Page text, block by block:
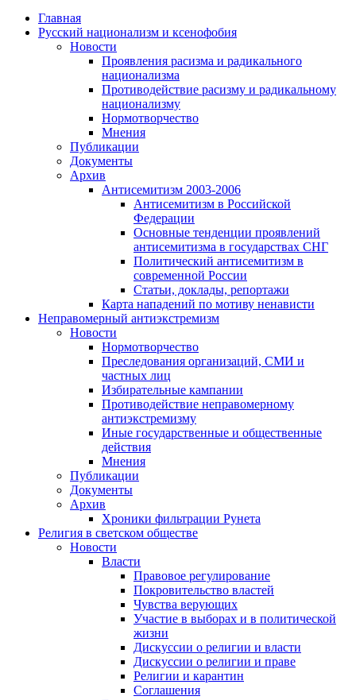
Главная
Русский национализм и ксенофобия
Новости
Проявления расизма и радикального
национализма
Противодействие расизму и радикальному
национализму
Нормотворчество
Мнения
Публикации
Документы
Архив
Антисемитизм 2003-2006
Антисемитизм в Российской
Федерации
Основные тенденции проявлений
антисемитизма в государствах СНГ
Политический антисемитизм в
современной России
Статьи, доклады, репортажи
Карта нападений по мотиву ненависти
Неправомерный антиэкстремизм
Новости
Нормотворчество
Преследования организаций, СМИ и
частных лиц
Избирательные кампании
Противодействие неправомерному
антиэкстремизму
Иные государственные и общественные
действия
Мнения
Публикации
Документы
Архив
Хроники фильтрации Рунета
Религия в светском обществе
Новости
Власти
Правовое регулирование
Покровительство властей
Чувства верующих
Участие в выборах и в политической
жизни
Дискуссии о религии и власти
Дискуссии о религии и праве
Религии и карантин
Соглашения